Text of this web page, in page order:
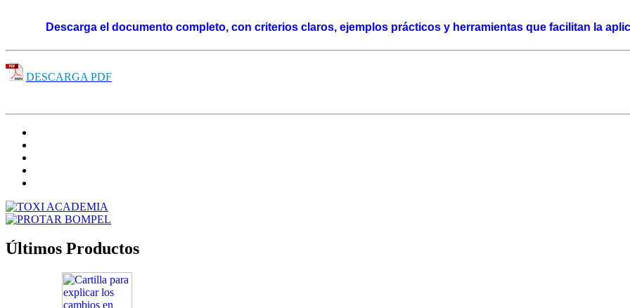
Descarga el documento completo, con criterios claros, ejemplos prácticos y herramientas que facilitan la
DESCARGA PDF
Últimos Productos